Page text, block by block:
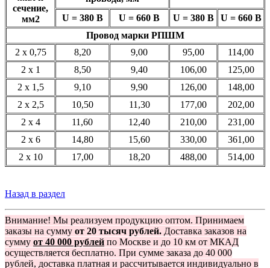
сечение,
мм2
U = 380 В U = 660 В U = 380 В U = 660 В
Провод марки РПШМ
2 x 0,75
8,20 9,00 95,00
114,00
2 x 1
8,50 9,40 106,00
125,00
2 x 1,5
9,10 9,90 126,00
148,00
2 x 2,5
10,50 11,30 177,00
202,00
2 x 4
11,60 12,40 210,00
231,00
2 x 6
14,80 15,60 330,00
361,00
2 x 10
17,00 18,20 488,00 514,00
Назад в раздел
Внимание! Мы реализуем продукцию оптом. Принимаем
заказы на сумму от 20 тысяч рублей. Доставка заказов на
сумму от 40 000 рублей по Москве и до 10 км от МКАД
осуществляется бесплатно. При сумме заказа до 40 000
рублей, доставка платная и рассчитывается индивидуально в